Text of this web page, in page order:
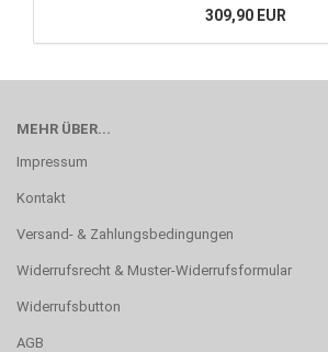
309,90 EUR
MEHR ÜBER...
Impressum
Kontakt
Versand- & Zahlungsbedingungen
Widerrufsrecht & Muster-Widerrufsformular
Widerrufsbutton
AGB